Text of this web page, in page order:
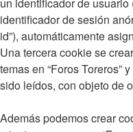
identificador de sesión
id”), automáticamente
Una tercera cookie se
temas en “Foros Toreros”
sido leídos, con objeto de
Además podemos crear